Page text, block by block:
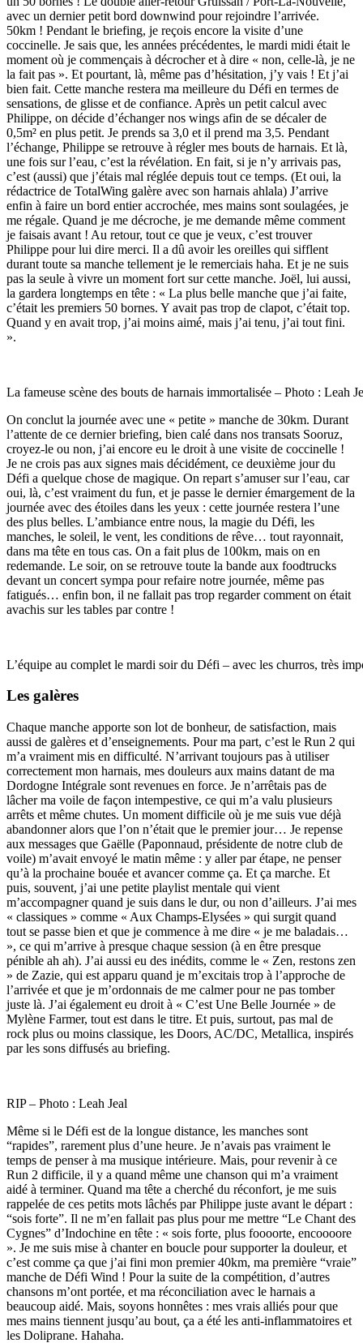
avec un dernier petit bord downwind pour rejoindre l’arrivée.
50km ! Pendant le briefing, je reçois encore la visite d’une
coccinelle. Je sais que, les années précédentes, le mardi midi était le
moment où je commençais à décrocher et à dire « non, celle-là, je ne
la fait pas ». Et pourtant, là, même pas d’hésitation, j’y vais ! Et j’ai
bien fait. Cette manche restera ma meilleure du Défi en termes de
sensations, de glisse et de confiance. Après un petit calcul avec
Philippe, on décide d’échanger nos wings afin de se décaler de
0,5m² en plus petit. Je prends sa 3,0 et il prend ma 3,5. Pendant
l’échange, Philippe se retrouve à régler mes bouts de harnais. Et là,
une fois sur l’eau, c’est la révélation. En fait, si je n’y arrivais pas,
c’est (aussi) que j’étais mal réglée depuis tout ce temps. (Et oui, la
rédactrice de TotalWing galère avec son harnais ahlala) J’arrive
enfin à faire un bord entier accrochée, mes mains sont soulagées, je
me régale. Quand je me décroche, je me demande même comment
je faisais avant ! Au retour, tout ce que je veux, c’est trouver
Philippe pour lui dire merci. Il a dû avoir les oreilles qui sifflent
durant toute sa manche tellement je le remerciais haha. Et je ne suis
pas la seule à vivre un moment fort sur cette manche. Joël, lui aussi,
la gardera longtemps en tête : « La plus belle manche que j’ai faite,
c’était les premiers 50 bornes. Y avait pas trop de clapot, c’était top.
Quand y en avait trop, j’ai moins aimé, mais j’ai tenu, j’ai tout fini.
».
La fameuse scène des bouts de harnais immortalisée – Photo : Leah
On conclut la journée avec une « petite » manche de 30km. Durant
l’attente de ce dernier briefing, bien calé dans nos transats Sooruz,
croyez-le ou non, j’ai encore eu le droit à une visite de coccinelle !
Je ne crois pas aux signes mais décidément, ce deuxième jour du
Défi a quelque chose de magique. On repart s’amuser sur l’eau, car
oui, là, c’est vraiment du fun, et je passe le dernier émargement de la
journée avec des étoiles dans les yeux : cette journée restera l’une
des plus belles. L’ambiance entre nous, la magie du Défi, les
manches, le soleil, le vent, les conditions de rêve… tout rayonnait,
dans ma tête en tous cas. On a fait plus de 100km, mais on en
redemande. Le soir, on se retrouve toute la bande aux foodtrucks
devant un concert sympa pour refaire notre journée, même pas
fatigués… enfin bon, il ne fallait pas trop regarder comment on était
avachis sur les tables par contre !
L’équipe au complet le mardi soir du Défi – avec les churros, très
Les galères
Chaque manche apporte son lot de bonheur, de satisfaction, mais
aussi de galères et d’enseignements. Pour ma part, c’est le Run 2 qui
m’a vraiment mis en difficulté. N’arrivant toujours pas à utiliser
correctement mon harnais, mes douleurs aux mains datant de ma
Dordogne Intégrale sont revenues en force. Je n’arrêtais pas de
lâcher ma voile de façon intempestive, ce qui m’a valu plusieurs
arrêts et même chutes. Un moment difficile où je me suis vue déjà
abandonner alors que l’on n’était que le premier jour… Je repense
aux messages que Gaëlle (Paponnaud, présidente de notre club de
voile) m’avait envoyé le matin même : y aller par étape, ne penser
qu’à la prochaine bouée et avancer comme ça. Et ça marche. Et
puis, souvent, j’ai une petite playlist mentale qui vient
m’accompagner quand je suis dans le dur, ou non d’ailleurs. J’ai mes
« classiques » comme « Aux Champs-Elysées » qui surgit quand
tout se passe bien et que je commence à me dire « je me baladais…
», ce qui m’arrive à presque chaque session (à en être presque
pénible ah ah). J’ai aussi eu des inédits, comme le « Zen, restons zen
» de Zazie, qui est apparu quand je m’excitais trop à l’approche de
l’arrivée et que je m’ordonnais de me calmer pour ne pas tomber
juste là. J’ai également eu droit à « C’est Une Belle Journée » de
Mylène Farmer, tout est dans le titre. Et puis, surtout, pas mal de
rock plus ou moins classique, les Doors, AC/DC, Metallica, inspirés
par les sons diffusés au briefing.
RIP – Photo : Leah Jeal
Même si le Défi est de la longue distance, les manches sont
“rapides”, rarement plus d’une heure. Je n’avais pas vraiment le
temps de penser à ma musique intérieure. Mais, pour revenir à ce
Run 2 difficile, il y a quand même une chanson qui m’a vraiment
aidé à terminer. Quand ma tête a cherché du réconfort, je me suis
rappelée de ces petits mots lâchés par Philippe juste avant le départ :
“sois forte”. Il ne m’en fallait pas plus pour me mettre “Le Chant des
Cygnes” d’Indochine en tête : « sois forte, plus foooorte, encoooore
». Je me suis mise à chanter en boucle pour supporter la douleur, et
c’est comme ça que j’ai fini mon premier 40km, ma première “vraie”
manche de Défi Wind ! Pour la suite de la compétition, d’autres
chansons m’ont portée, et ma réconciliation avec le harnais a
beaucoup aidé. Mais, soyons honnêtes : mes vrais alliés pour que
mes mains tiennent jusqu’au bout, ça a été les anti-inflammatoires et
les Doliprane. Hahaha.